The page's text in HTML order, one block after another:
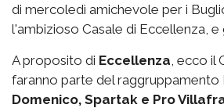
di mercoledì amichevole per i
l'ambizioso Casale di Eccellenza, e
A proposito di Eccellenza, ecco il
faranno parte del raggruppamento
Domenico, Spartak e Pro